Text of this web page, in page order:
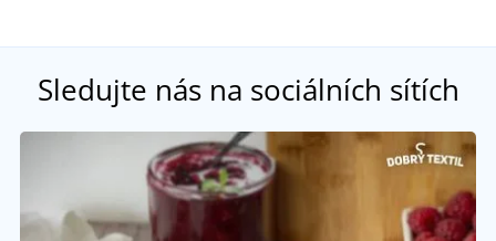
Sledujte nás na sociálních sítích